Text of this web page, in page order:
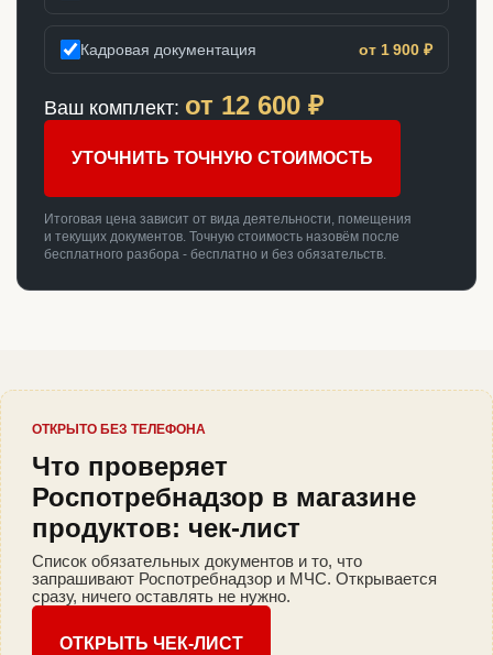
Кадровая документация от 1 900 ₽
Ваш комплект: от 12 600 ₽
УТОЧНИТЬ ТОЧНУЮ СТОИМОСТЬ
Итоговая цена зависит от вида деятельности, помещения
и текущих документов. Точную стоимость назовём после
бесплатного разбора - бесплатно и без обязательств.
ОТКРЫТО БЕЗ ТЕЛЕФОНА
Что проверяет
Роспотребнадзор в магазине
продуктов: чек-лист
Список обязательных документов и то, что
запрашивают Роспотребнадзор и МЧС. Открывается
сразу, ничего оставлять не нужно.
ОТКРЫТЬ ЧЕК-ЛИСТ